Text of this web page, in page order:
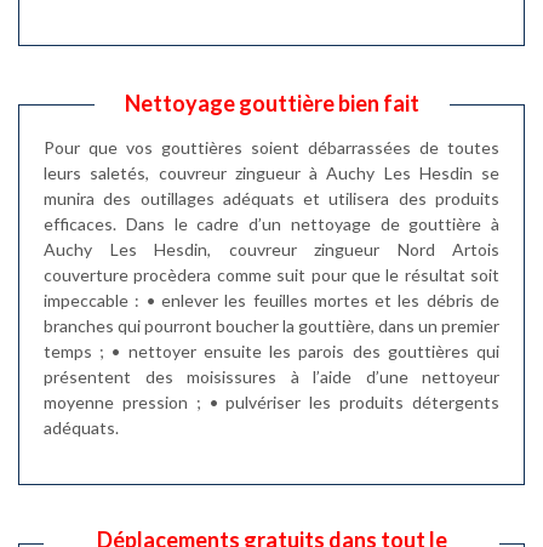
Nettoyage gouttière bien fait
Pour que vos gouttières soient débarrassées de toutes
leurs saletés, couvreur zingueur à Auchy Les Hesdin se
munira des outillages adéquats et utilisera des produits
efficaces. Dans le cadre d’un nettoyage de gouttière à
Auchy Les Hesdin, couvreur zingueur Nord Artois
couverture procèdera comme suit pour que le résultat soit
impeccable : • enlever les feuilles mortes et les débris de
branches qui pourront boucher la gouttière, dans un premier
temps ; • nettoyer ensuite les parois des gouttières qui
présentent des moisissures à l’aide d’une nettoyeur
moyenne pression ; • pulvériser les produits détergents
adéquats.
Déplacements gratuits dans tout le